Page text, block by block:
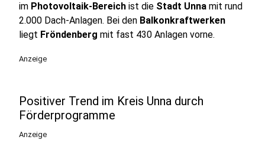
im Photovoltaik-Bereich ist die Stadt Unna mit rund
2.000 Dach-Anlagen. Bei den Balkonkraftwerken
liegt Fröndenberg mit fast 430 Anlagen vorne.
Anzeige
Positiver Trend im Kreis Unna durch
Förderprogramme
Anzeige